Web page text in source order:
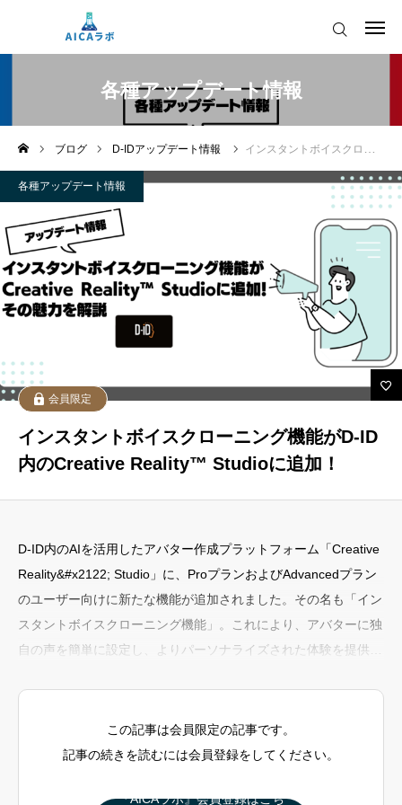
各種アップデート情報
ブログ D-IDアップデート情報 インスタントボイスクローニング機能がD-ID内のCreative Reality™ Studioに追加！
各種アップデート情報
会員限定
インスタントボイスクローニング機能がD-ID
内のCreative Reality™ Studioに追加！
D-ID内のAIを活用したアバター作成プラットフォーム「Creative
Reality&#x2122; Studio」に、ProプランおよびAdvancedプラン
のユーザー向けに新たな機能が追加されました。その名も「イン
スタントボイスクローニング機能」。これにより、アバターに独
自の声を簡単に設定し、よりパーソナライズされた体験を提供で
機能には、以下の魅力的な特徴があります：1. 音声の複製わずか
数秒の音声サンプルから、任意の声
この記事は会員限定の記事です。
記事の続きを読むには会員登録をしてください。
『AICAラボ』会員登録はこち
AIツールアップデート情報
AICAをご契約の皆様へ
AIツールアップデート情報
運営会社